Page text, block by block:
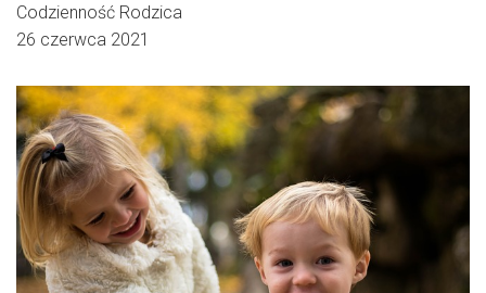
Codzienność Rodzica
26 czerwca 2021